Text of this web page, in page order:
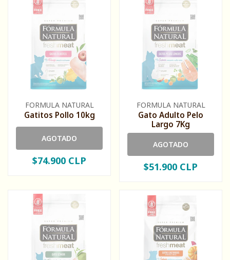
FORMULA NATURAL
Gatitos Pollo 10kg
AGOTADO
$74.900 CLP
FORMULA NATURAL
Gato Adulto Pelo
Largo 7Kg
AGOTADO
$51.900 CLP